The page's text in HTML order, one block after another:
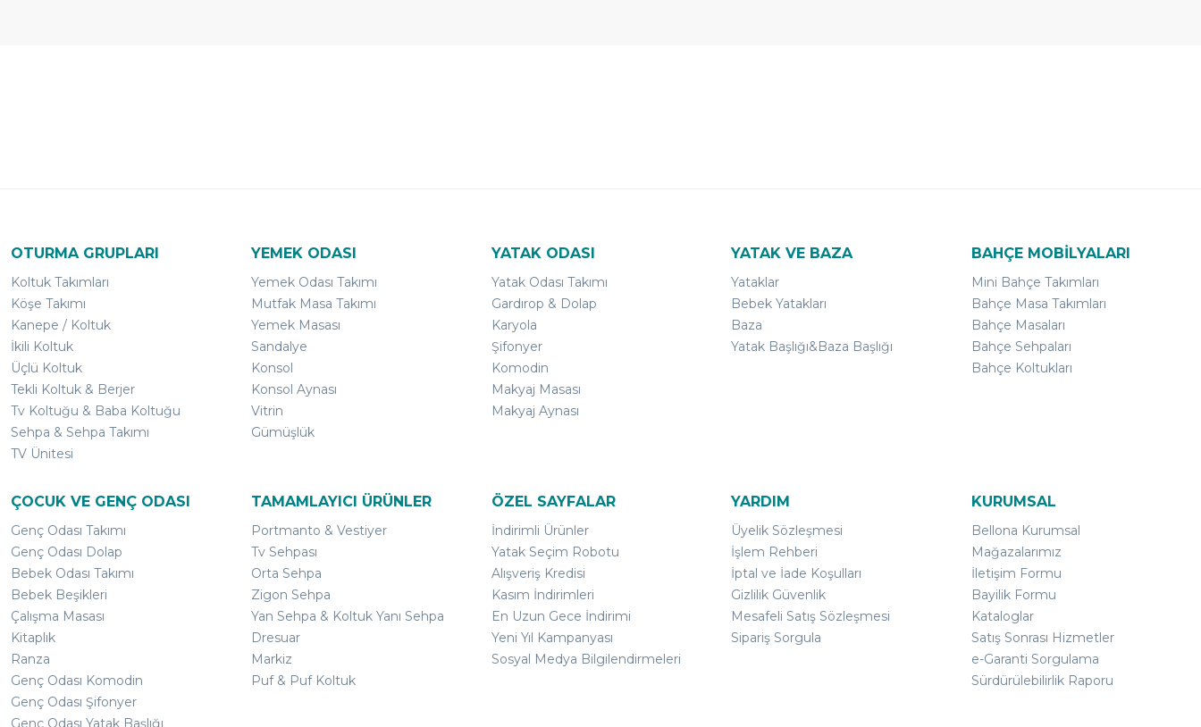
OTURMA GRUPLARI
Koltuk Takımları
Köşe Takımı
Kanepe / Koltuk
İkili Koltuk
Üçlü Koltuk
Tekli Koltuk & Berjer
Tv Koltuğu & Baba Koltuğu
Sehpa & Sehpa Takımı
TV Ünitesi
YEMEK ODASI
Yemek Odası Takımı
Mutfak Masa Takımı
Yemek Masası
Sandalye
Konsol
Konsol Aynası
Vitrin
Gümüşlük
YATAK ODASI
Yatak Odası Takımı
Gardırop & Dolap
Karyola
Şifonyer
Komodin
Makyaj Masası
Makyaj Aynası
YATAK VE BAZA
Yataklar
Bebek Yatakları
Baza
Yatak Başlığı&Baza Başlığı
BAHÇE MOBİLYALARI
Mini Bahçe Takımları
Bahçe Masa Takımları
Bahçe Masaları
Bahçe Sehpaları
Bahçe Koltukları
ÇOCUK VE GENÇ ODASI
Genç Odası Takımı
Genç Odası Dolap
Bebek Odası Takımı
Bebek Beşikleri
Çalışma Masası
Kitaplık
Ranza
Genç Odası Komodin
Genç Odası Şifonyer
Genç Odası Yatak Başlığı
TAMAMLAYICI ÜRÜNLER
Portmanto & Vestiyer
Tv Sehpası
Orta Sehpa
Zigon Sehpa
Yan Sehpa & Koltuk Yanı Sehpa
Dresuar
Markiz
Puf & Puf Koltuk
ÖZEL SAYFALAR
İndirimli Ürünler
Yatak Seçim Robotu
Alışveriş Kredisi
Kasım İndirimleri
En Uzun Gece İndirimi
Yeni Yıl Kampanyası
Sosyal Medya Bilgilendirmeleri
YARDIM
Üyelik Sözleşmesi
İşlem Rehberi
İptal ve İade Koşulları
Gizlilik Güvenlik
Mesafeli Satış Sözleşmesi
Sipariş Sorgula
KURUMSAL
Bellona Kurumsal
Mağazalarımız
İletişim Formu
Bayilik Formu
Kataloglar
Satış Sonrası Hizmetler
e-Garanti Sorgulama
Sürdürülebilirlik Raporu